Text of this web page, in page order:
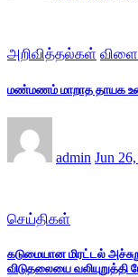
அறிவித்தல்கள்
மண்மணம் மாறாத தாயக
admin Jun
செய்திகள்
கடுமையான மிரட்டல்
விடுதலையை வலியுறுத்தி